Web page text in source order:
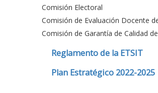
Comisión Electoral
Comisión de Evaluación Docente
Comisión de Garantía de Calidad
Reglamento de la ETSIT
Plan Estratégico 2022-2025